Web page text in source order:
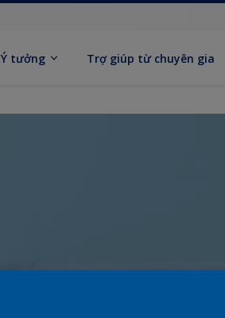
Ý tưởng Trợ giúp từ chuyên gia